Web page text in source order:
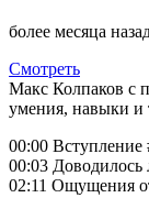
более месяца
Смотреть
Макс Колпаков с
умения, навыки и
00:00
00:03 Доводилось
02:11 Ощущения